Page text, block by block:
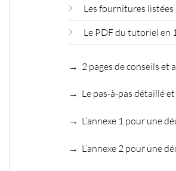
Les fournitures listées
Le PDF du tutoriel en
→ 2 pages de conseils et
→ Le pas-à-pas détaillé
→ L’annexe 1 pour une
→ L’annexe 2 pour une